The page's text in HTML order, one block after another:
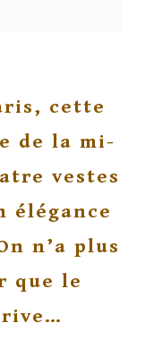
cette
de la mi-
vestes
élégance
n’a plus
que le